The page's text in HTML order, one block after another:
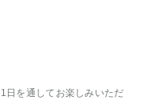
日を通してお楽しみいただ